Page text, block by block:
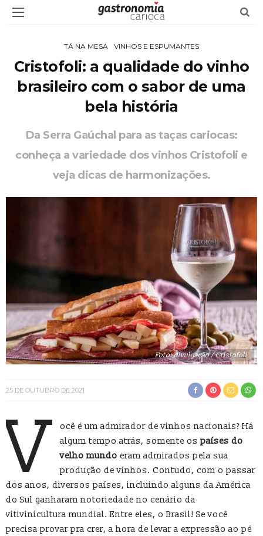
TÁ NA MESA VINHOS E ESPUMANTES
Cristofoli: a qualidade do vinho
brasileiro com o sabor de uma
bela história
Da Serra Gaúchal para as taças cariocas:
conheça a variedade dos vinhos Cristofoli e
veja dicas de harmonizações.
Foto: divulgação / Cristofoli
25 DE OUTUBRO DE 2021
V
ocê é um admirador de vinhos nacionais? Há
algum tempo atrás, somente os países do
velho mundo eram admirados pela sua
produção de vinhos. Contudo, com o passar
dos anos, diversos países, incluindo alguns da América
do Sul ganharam notoriedade no cenário da
vitivinicultura mundial. Entre eles, o Brasil! Se você
precisa provar pra crer, a hora de levar a expressão ao pé